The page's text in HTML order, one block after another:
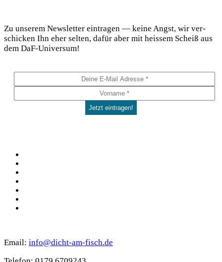
Zu unse­rem News­let­ter ein­tra­gen — kei­ne Angst, wir ver­
schi­cken Ihn eher sel­ten, dafür aber mit heis­sem Scheiß aus
dem DaF-Universum!
Email: info@dicht-am-fisch.de